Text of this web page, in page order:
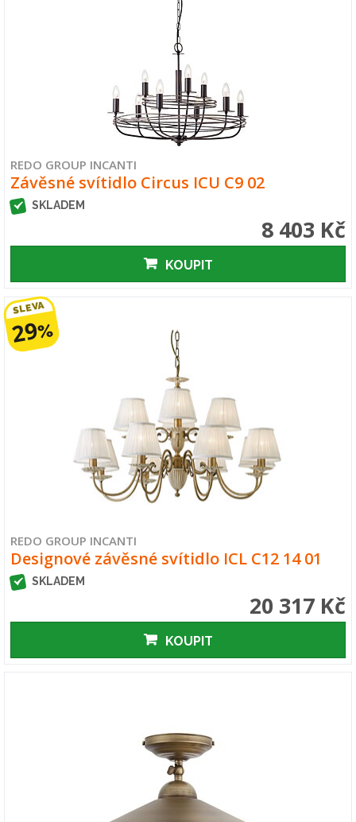
REDO GROUP INCANTI
Závěsné svítidlo Circus ICU C9 02
SKLADEM
8 403 Kč
KOUPIT
SLEVA
29%
REDO GROUP INCANTI
Designové závěsné svítidlo ICL C12 14 01
SKLADEM
20 317 Kč
KOUPIT